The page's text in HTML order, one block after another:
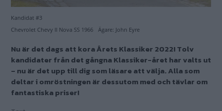
Kandidat #3
Chevrolet Chevy II Nova SS 1966 Ägare: John Eyre
Nu är det dags att kora Årets Klassiker 2022! Tolv
kandidater från det gångna Klassiker-året har valts ut
– nu är det upp till dig som läsare att välja. Alla som
deltar i omröstningen är dessutom med och tävlar om
fantastiska priser!